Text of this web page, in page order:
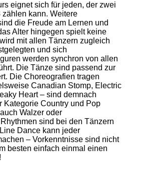
eignet sich für jeden, der zwei
zählen kann. Weitere
die Freude am Lernen und
Alter hingegen spielt keine
mit allen Tänzern zugleich
und sich
werden synchron von allen
Die Tänze sind passend zur
Die Choreografien tragen
Canadian Stomp, Electric
Heart – sind demnach
Kategorie Country und Pop
Walzer oder
sind bei den Tänzern
Dance kann jeder
– Vorkenntnisse sind nicht
besten einfach einmal einen